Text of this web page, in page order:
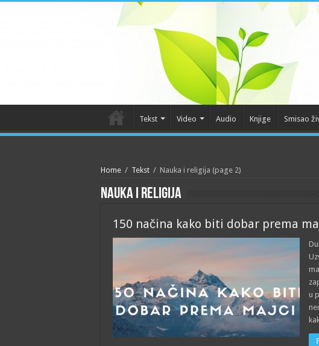
Tekst Video Audio Knjige Smisao
Home / Tekst / Nauka i religija (page 2)
Nauka i religija
150 načina kako biti dobar prema
u